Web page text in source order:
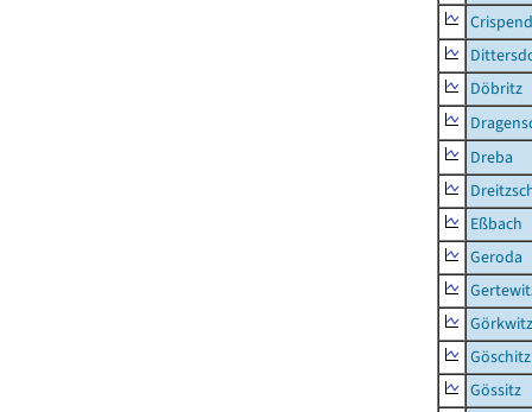
Döbritz
Dreba
Eßbach
Geroda
Görkwitz
Göschitz
Gössitz